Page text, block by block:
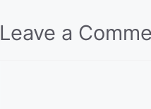
Leave a